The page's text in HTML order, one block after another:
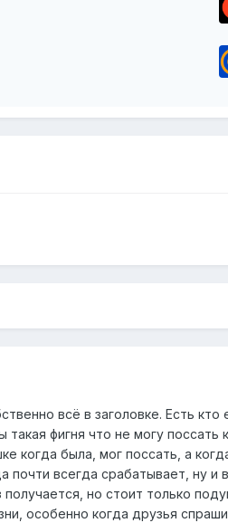
всё в заголовке. Есть
фигня что не могу
когда была, мог поссать, а
почти всегда срабатывает, ну
но стоит только
особенно когда друзья